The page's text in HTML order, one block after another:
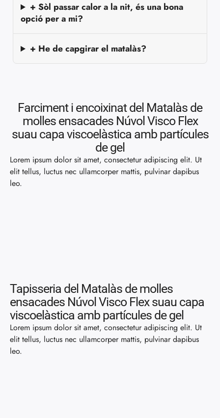
+ Sòl passar calor a la nit, és una bona
opció per a mi?
+ He de capgirar el matalàs?
Farciment i encoixinat del Matalàs de
molles ensacades Núvol Visco Flex
suau capa viscoelàstica amb partícules
de gel
Lorem ipsum dolor sit amet, consectetur adipiscing elit. Ut
elit tellus, luctus nec ullamcorper mattis, pulvinar dapibus
leo.
Tapisseria del Matalàs de molles
ensacades Núvol Visco Flex suau capa
viscoelàstica amb partícules de gel
Lorem ipsum dolor sit amet, consectetur adipiscing elit. Ut
elit tellus, luctus nec ullamcorper mattis, pulvinar dapibus
leo.